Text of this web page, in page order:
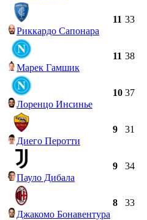
Риккардо Сапонара
11 33
Марек Гамшик
11 38
Лоренцо Инсинье
10 37
Диего Перотти
9 31
Пауло Дибала
9 34
Джакомо Бонавентура
8 33